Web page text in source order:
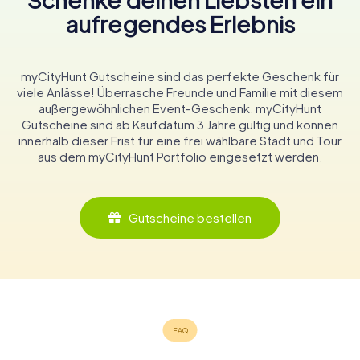
aufregendes Erlebnis
myCityHunt Gutscheine sind das perfekte Geschenk für
viele Anlässe! Überrasche Freunde und Familie mit diesem
außergewöhnlichen Event-Geschenk. myCityHunt
Gutscheine sind ab Kaufdatum 3 Jahre gültig und können
innerhalb dieser Frist für eine frei wählbare Stadt und Tour
aus dem myCityHunt Portfolio eingesetzt werden.
Gutscheine bestellen